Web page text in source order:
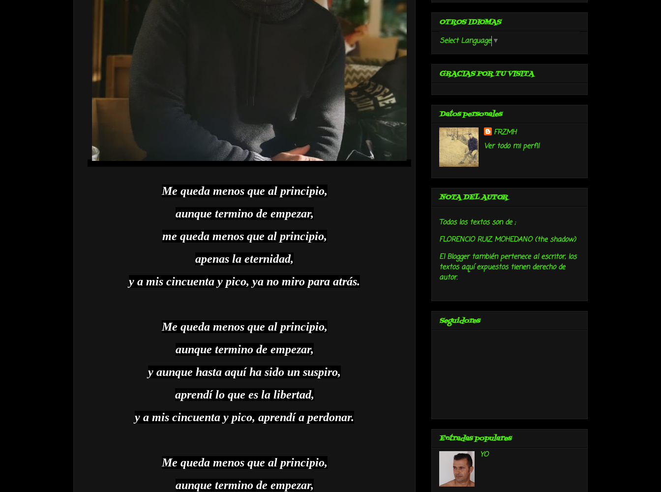
Me queda menos que al principio,
aunque termino de empezar,
me queda menos que al principio,
apenas la eternidad,
y a mis cincuenta y pico, ya no miro para atrás.
Me queda menos que al principio,
aunque termino de empezar,
y aunque hasta aquí ha sido un suspiro,
aprendí lo que es la libertad,
y a mis cincuenta y pico, aprendí a perdonar.
Me queda menos que al principio,
aunque termino de empezar,
OTROS IDIOMAS
Select Language ▼
GRACIAS POR TU VISITA
Datos personales
FRZMH
Ver todo mi perfil
NOTA DEL AUTOR
Todos los textos son de ;
FLORENCIO RUIZ MOHEDANO (the shadow)
El Blogger también pertenece al escritor, los
textos aquí expuestos tienen derecho de
autor.
Seguidores
Entradas populares
YO